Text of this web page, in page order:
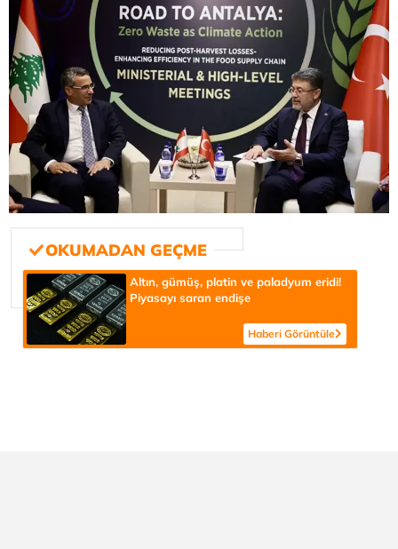
Altın, gümüş, platin ve paladyum eridi!
Piyasayı saran endişe
Haberi Görüntüle